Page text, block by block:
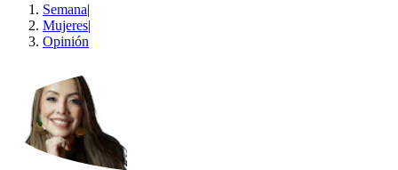
Semana|
Mujeres|
Opinión